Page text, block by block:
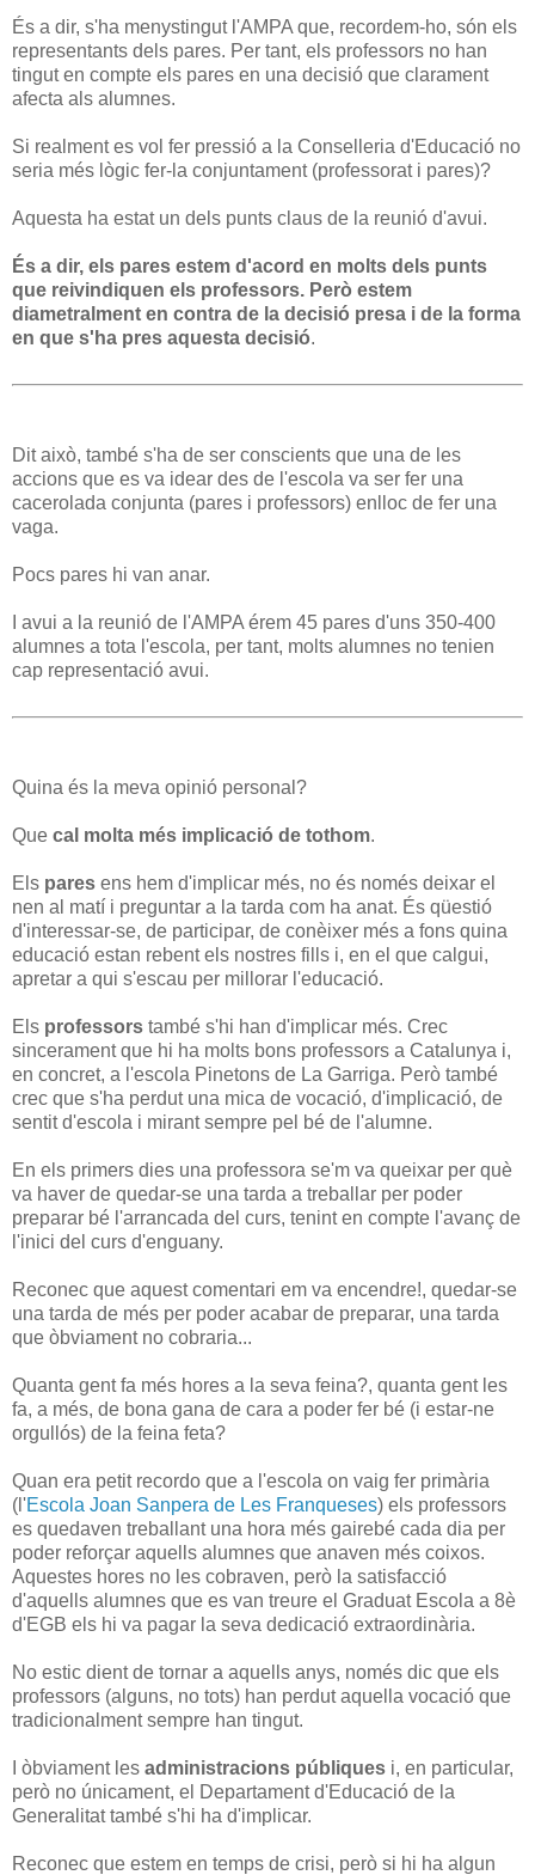
És a dir, s'ha menystingut l'AMPA que, recordem-ho, són els
representants dels pares. Per tant, els professors no han
tingut en compte els pares en una decisió que clarament
afecta als alumnes.
Si realment es vol fer pressió a la Conselleria d'Educació no
seria més lògic fer-la conjuntament (professorat i pares)?
Aquesta ha estat un dels punts claus de la reunió d'avui.
És a dir, els pares estem d'acord en molts dels punts
que reivindiquen els professors. Però estem
diametralment en contra de la decisió presa i de la forma
en que s'ha pres aquesta decisió.
Dit això, també s'ha de ser conscients que una de les
accions que es va idear des de l'escola va ser fer una
cacerolada conjunta (pares i professors) enlloc de fer una
vaga.
Pocs pares hi van anar.
I avui a la reunió de l'AMPA érem 45 pares d'uns 350-400
alumnes a tota l'escola, per tant, molts alumnes no tenien
cap representació avui.
Quina és la meva opinió personal?
Que cal molta més implicació de tothom.
Els pares ens hem d'implicar més, no és només deixar el
nen al matí i preguntar a la tarda com ha anat. És qüestió
d'interessar-se, de participar, de conèixer més a fons quina
educació estan rebent els nostres fills i, en el que calgui,
apretar a qui s'escau per millorar l'educació.
Els professors també s'hi han d'implicar més. Crec
sincerament que hi ha molts bons professors a Catalunya i,
en concret, a l'escola Pinetons de La Garriga. Però també
crec que s'ha perdut una mica de vocació, d'implicació, de
sentit d'escola i mirant sempre pel bé de l'alumne.
En els primers dies una professora se'm va queixar per què
va haver de quedar-se una tarda a treballar per poder
preparar bé l'arrancada del curs, tenint en compte l'avanç de
l'inici del curs d'enguany.
Reconec que aquest comentari em va encendre!, quedar-se
una tarda de més per poder acabar de preparar, una tarda
que òbviament no cobraria...
Quanta gent fa més hores a la seva feina?, quanta gent les
fa, a més, de bona gana de cara a poder fer bé (i estar-ne
orgullós) de la feina feta?
Quan era petit recordo que a l'escola on vaig fer primària
(l'Escola Joan Sanpera de Les Franqueses) els professors
es quedaven treballant una hora més gairebé cada dia per
poder reforçar aquells alumnes que anaven més coixos.
Aquestes hores no les cobraven, però la satisfacció
d'aquells alumnes que es van treure el Graduat Escola a 8è
d'EGB els hi va pagar la seva dedicació extraordinària.
No estic dient de tornar a aquells anys, només dic que els
professors (alguns, no tots) han perdut aquella vocació que
tradicionalment sempre han tingut.
I òbviament les administracions públiques i, en particular,
però no únicament, el Departament d'Educació de la
Generalitat també s'hi ha d'implicar.
Reconec que estem en temps de crisi, però si hi ha algun